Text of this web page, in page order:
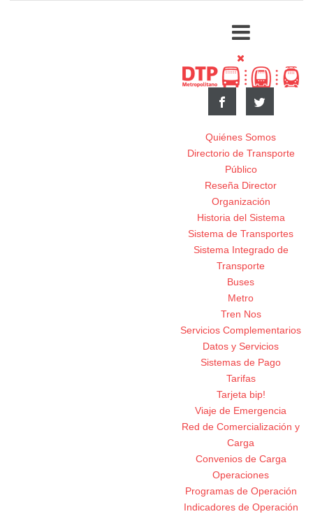
Quiénes Somos
Directorio de Transporte
Público
Reseña Director
Organización
Historia del Sistema
Sistema de Transportes
Sistema Integrado de
Transporte
Buses
Metro
Tren Nos
Servicios Complementarios
Datos y Servicios
Sistemas de Pago
Tarifas
Tarjeta bip!
Viaje de Emergencia
Red de Comercialización y
Carga
Convenios de Carga
Operaciones
Programas de Operación
Indicadores de Operación